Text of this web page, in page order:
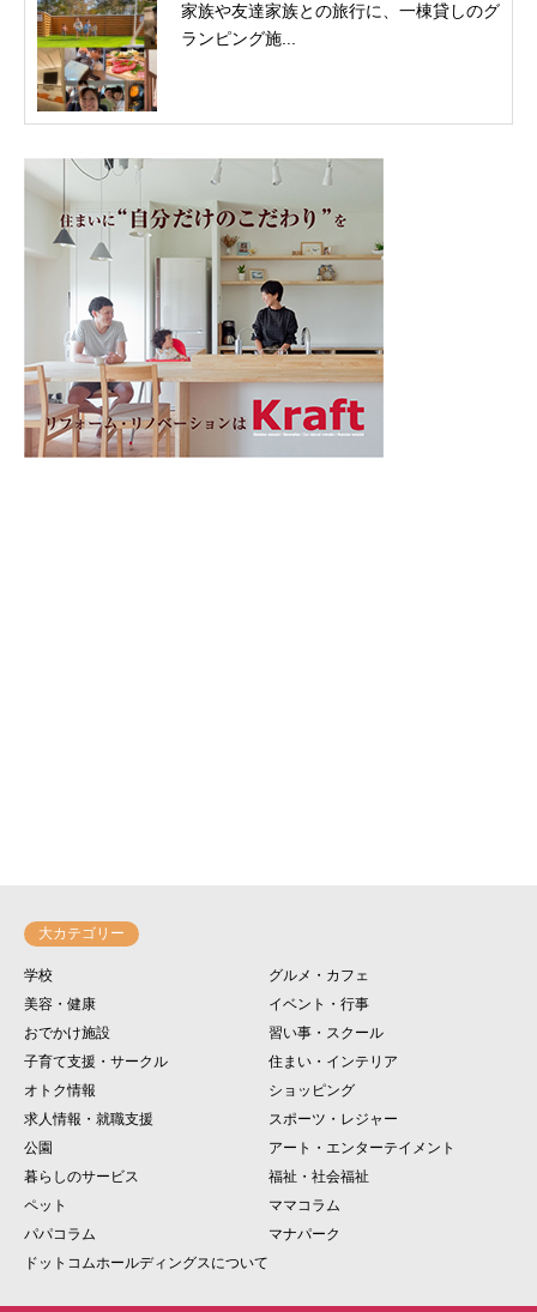
家族や友達家族との旅行に、一棟貸しのグ
ランピング施...
大カテゴリー
学校
グルメ・カフェ
美容・健康
イベント・行事
おでかけ施設
習い事・スクール
子育て支援・サークル
住まい・インテリア
オトク情報
ショッピング
求人情報・就職支援
スポーツ・レジャー
公園
アート・エンターテイメント
暮らしのサービス
福祉・社会福祉
ペット
ママコラム
パパコラム
マナパーク
ドットコムホールディングスについて